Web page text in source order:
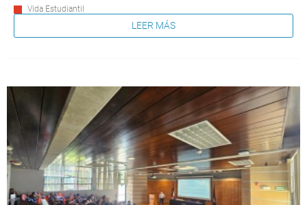
Vida Estudiantil
LEER MÁS